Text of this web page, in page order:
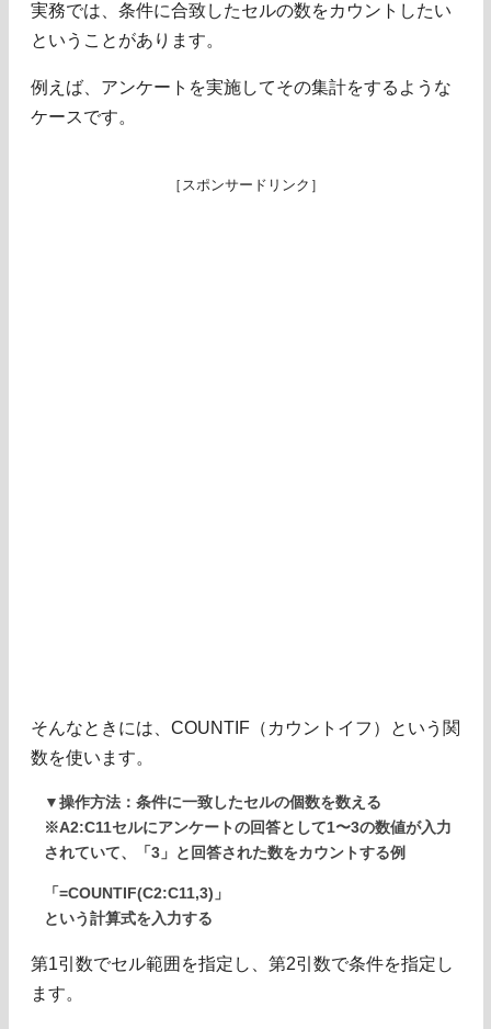
実務では、条件に合致したセルの数をカウントしたい
ということがあります。
例えば、アンケートを実施してその集計をするような
ケースです。
［スポンサードリンク］
そんなときには、COUNTIF（カウントイフ）という関
数を使います。
▼操作方法：条件に一致したセルの個数を数える
※A2:C11セルにアンケートの回答として1〜3の数値が入力
されていて、「3」と回答された数をカウントする例
「=COUNTIF(C2:C11,3)」
という計算式を入力する
第1引数でセル範囲を指定し、第2引数で条件を指定し
ます。